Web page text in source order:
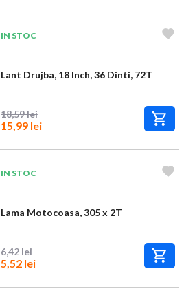
IN STOC
Lant Drujba, 18 Inch, 36 Dinti, 72T
18,59 lei
15,99 lei
IN STOC
Lama Motocoasa, 305 x 2T
6,42 lei
5,52 lei